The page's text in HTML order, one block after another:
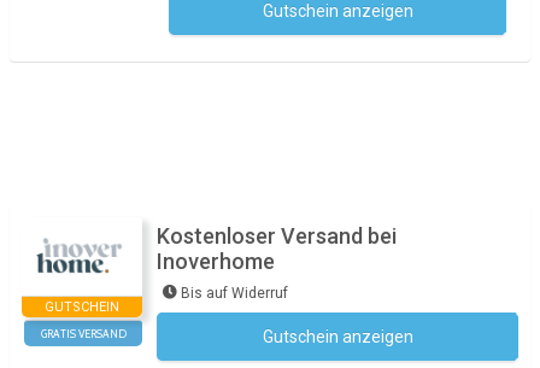
Gutschein anzeigen
GUTSCHEIN
GRATIS VERSAND
Kostenloser Versand bei
Inoverhome
Bis auf Widerruf
Gutschein anzeigen